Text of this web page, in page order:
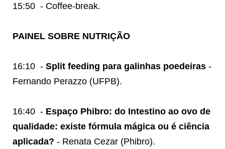
15:50 - Coffee-break.
PAINEL SOBRE NUTRIÇÃO
16:10 - Split feeding para galinhas poedeiras -
Fernando Perazzo (UFPB).
16:40 - Espaço Phibro: do Intestino ao ovo de
qualidade: existe fórmula mágica ou é ciência
aplicada? - Renata Cezar (Phibro).